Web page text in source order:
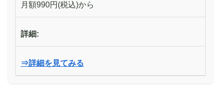
月額990円(税込)から
詳細:
⇒詳細を見てみる